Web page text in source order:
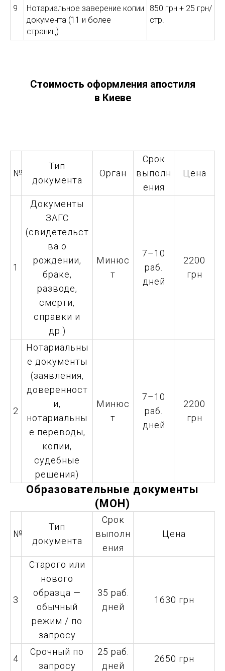
9
Нотариальное заверение копии
документа (11 и более
страниц)
850 грн + 25 грн/
стр.
Стоимость оформления апостиля
в Киеве
№
Тип
документа
Орган
Срок
выполн
ения
Цена
1
Документы
ЗАГС
(свидетельст
ва о
рождении,
браке,
разводе,
смерти,
справки и
др.)
Минюс
т
7–10
раб.
дней
2200
грн
2
Нотариальны
е документы
(заявления,
доверенност
и,
нотариальны
е переводы,
копии,
судебные
решения)
Минюс
т
7–10
раб.
дней
2200
грн
Образовательные документы
(МОН)
№
Тип
документа
Срок
выполн
ения
Цена
3
Старого или
нового
образца —
обычный
режим / по
запросу
35 раб.
дней
1630 грн
4
Срочный по
запросу
25 раб.
дней
2650 грн